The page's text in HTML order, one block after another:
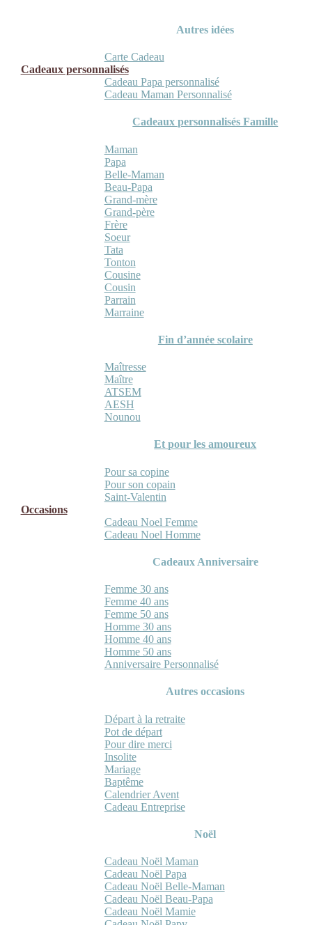
Autres idées
Carte Cadeau
Cadeaux personnalisés
Cadeau Papa personnalisé
Cadeau Maman Personnalisé
Cadeaux personnalisés Famille
Maman
Papa
Belle-Maman
Beau-Papa
Grand-mère
Grand-père
Frère
Soeur
Tata
Tonton
Cousine
Cousin
Parrain
Marraine
Fin d’année scolaire
Maîtresse
Maître
ATSEM
AESH
Nounou
Et pour les amoureux
Pour sa copine
Pour son copain
Saint-Valentin
Occasions
Cadeau Noel Femme
Cadeau Noel Homme
Cadeaux Anniversaire
Femme 30 ans
Femme 40 ans
Femme 50 ans
Homme 30 ans
Homme 40 ans
Homme 50 ans
Anniversaire Personnalisé
Autres occasions
Départ à la retraite
Pot de départ
Pour dire merci
Insolite
Mariage
Baptême
Calendrier Avent
Cadeau Entreprise
Noël
Cadeau Noël Maman
Cadeau Noël Papa
Cadeau Noël Belle-Maman
Cadeau Noël Beau-Papa
Cadeau Noël Mamie